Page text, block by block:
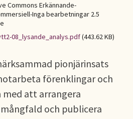
Commons Erkännande-
Inga bearbetningar 2.5
08_lysande_analys.pdf(443.62 KB)
pionjärinsats
förenklingar och
att arrangera
och publicera